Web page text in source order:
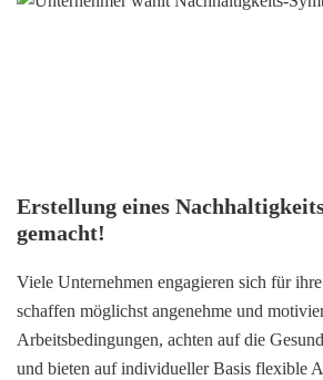
Erstellung eines
gemacht!
Viele Unternehmen engagieren sich für
schaffen möglichst angenehme und
Arbeitsbedingungen, achten auf die
und bieten auf individueller Basis flexible